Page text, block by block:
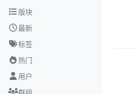
跳转至内容
版块
最新
标签
热门
用户